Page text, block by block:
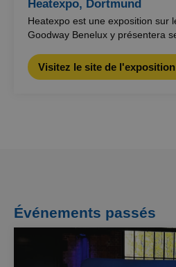
Heatexpo, Dortmund
Heatexpo est une exposition sur
Goodway Benelux y présentera
Visitez le site de l'exposition
Événements passés